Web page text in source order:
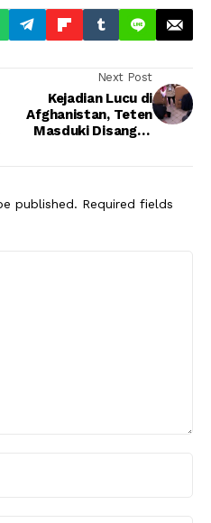
Next Post
Kejadian Lucu di
Afghanistan, Teten
Masduki Disangka
published. Required fields